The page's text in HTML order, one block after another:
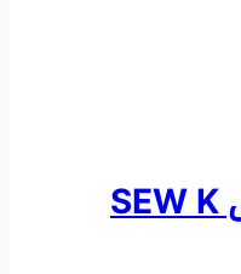
الکتروگیربکس SEW K